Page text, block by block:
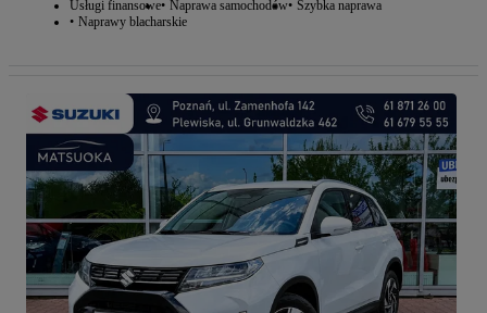
Usługi finansowe Naprawa samochodów Szybka naprawa
Naprawy blacharskie